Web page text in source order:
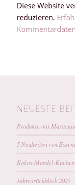
Diese Website
reduzieren.
NEUESTE
Produkte mit
5 Neuheiten von
Kokos-Mandel-
Jahresrückblick 2025